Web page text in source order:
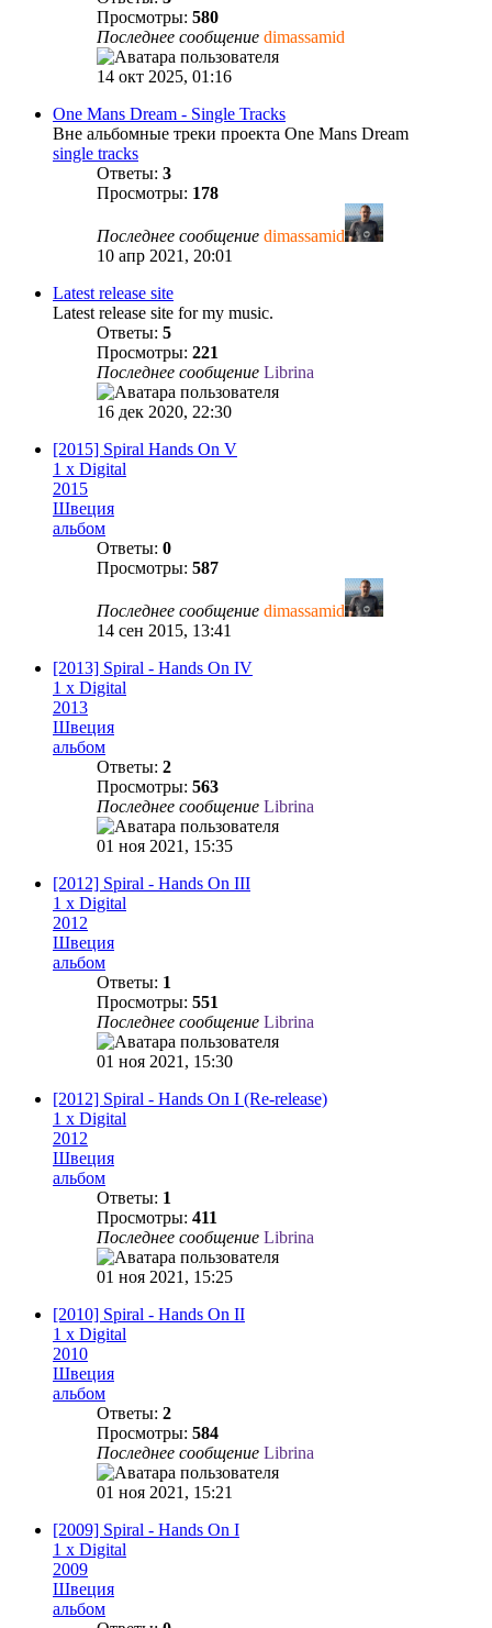
Просмотры: 580
Последнее сообщение dimassamid
14 окт 2025, 01:16
One Mans Dream - Single Tracks
Вне альбомные треки проекта One Mans Dream
single tracks
Ответы: 3
Просмотры: 178
Последнее сообщение dimassamid
10 апр 2021, 20:01
Latest release site
Latest release site for my music.
Ответы: 5
Просмотры: 221
Последнее сообщение Librina
16 дек 2020, 22:30
[2015] Spiral Hands On V
1 x Digital
2015
Швеция
альбом
Ответы: 0
Просмотры: 587
Последнее сообщение dimassamid
14 сен 2015, 13:41
[2013] Spiral - Hands On IV
1 x Digital
2013
Швеция
альбом
Ответы: 2
Просмотры: 563
Последнее сообщение Librina
01 ноя 2021, 15:35
[2012] Spiral - Hands On III
1 x Digital
2012
Швеция
альбом
Ответы: 1
Просмотры: 551
Последнее сообщение Librina
01 ноя 2021, 15:30
[2012] Spiral - Hands On I (Re-release)
1 x Digital
2012
Швеция
альбом
Ответы: 1
Просмотры: 411
Последнее сообщение Librina
01 ноя 2021, 15:25
[2010] Spiral - Hands On II
1 x Digital
2010
Швеция
альбом
Ответы: 2
Просмотры: 584
Последнее сообщение Librina
01 ноя 2021, 15:21
[2009] Spiral - Hands On I
1 x Digital
2009
Швеция
альбом